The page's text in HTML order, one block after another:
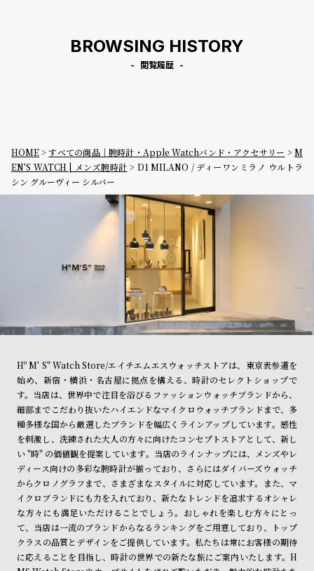
BROWSING HISTORY
閲覧履歴
HOME すべての商品｜腕時計・Apple Watchバンド・アクセサリー
M
EN'S WATCH | メンズ腕時計
D1 MILANO / ディーワンミラノ ウルトラ
シン グルーヴィー シルバー
Hº M' S" Watch Store/エイチエムエスウォッチストアは、東京表参道を
始め、新宿・横浜・名古屋に拠点を構える、時計のセレクトショップで
す。当店は、世界中で注目を浴びるファッションウォッチブランドから、
細部までこだわり抜いたハイエンドなマイクロウォッチブランドまで、多
種多様な国から厳選したブランドを幅広くラインアップしています。感性
を刺激し、洗練された大人の方々に向けたコンセプトストアとして、新し
い "時" の価値観を提案しています。当店のラインナップには、メンズやレ
ディース向けの多彩な腕時計が揃っており、さらにはダイバーズウォッチ
からクロノグラフまで、さまざまなスタイルに対応しています。また、マ
イクロブランドにも力を入れており、新たなトレンドを追求するオシャレ
な方々にも満足いただけることでしょう。おしゃれを楽しむ方々にとっ
て、当店は一流のブランドからなるランキングをご用意しており、トップ
クラスの品質とデザインをご提供しています。私たちは常にお客様の期待
に応えることを目指し、時計の世界での新たな旅にご案内いたします。H